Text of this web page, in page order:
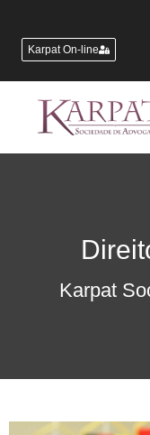
Karpat On-line
Karpat